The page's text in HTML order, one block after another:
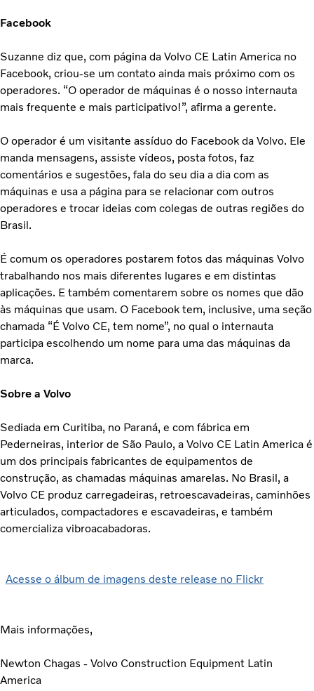
Facebook
Suzanne diz que, com página da Volvo CE Latin America no
Facebook, criou-se um contato ainda mais próximo com os
operadores. “O operador de máquinas é o nosso internauta
mais frequente e mais participativo!”, afirma a gerente.
O operador é um visitante assíduo do Facebook da Volvo. Ele
manda mensagens, assiste vídeos, posta fotos, faz
comentários e sugestões, fala do seu dia a dia com as
máquinas e usa a página para se relacionar com outros
operadores e trocar ideias com colegas de outras regiões do
Brasil.
É comum os operadores postarem fotos das máquinas Volvo
trabalhando nos mais diferentes lugares e em distintas
aplicações. E também comentarem sobre os nomes que dão
às máquinas que usam. O Facebook tem, inclusive, uma seção
chamada “É Volvo CE, tem nome”, no qual o internauta
participa escolhendo um nome para uma das máquinas da
marca.
Sobre a Volvo
Sediada em Curitiba, no Paraná, e com fábrica em
Pederneiras, interior de São Paulo, a Volvo CE Latin America é
um dos principais fabricantes de equipamentos de
construção, as chamadas máquinas amarelas. No Brasil, a
Volvo CE produz carregadeiras, retroescavadeiras, caminhões
articulados, compactadores e escavadeiras, e também
comercializa vibroacabadoras.
Acesse o álbum de imagens deste release no Flickr
Mais informações,
Newton Chagas - Volvo Construction Equipment Latin
America